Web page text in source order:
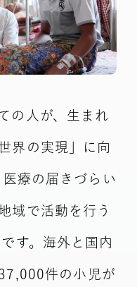
の人が、生まれ
界の実現」に向
療の届きづらい
域で活動を行う
す。海外と国内
件の小児が